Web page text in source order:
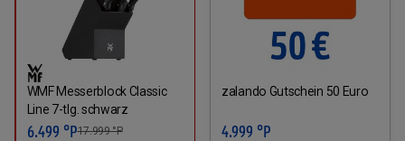
WMF Messerblock Classic
Line 7-tlg. schwarz
6.499 °P17.999°P
zalando Gutschein 50 Euro
4.999 °P